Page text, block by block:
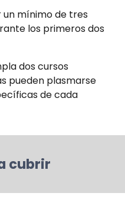
un mínimo de tres
los primeros dos
dos cursos
pueden plasmarse
de cada
cubrir